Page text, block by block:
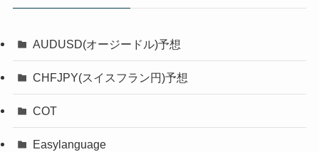
AUDUSD(オージードル)予想
CHFJPY(スイスフラン円)予想
COT
Easylanguage